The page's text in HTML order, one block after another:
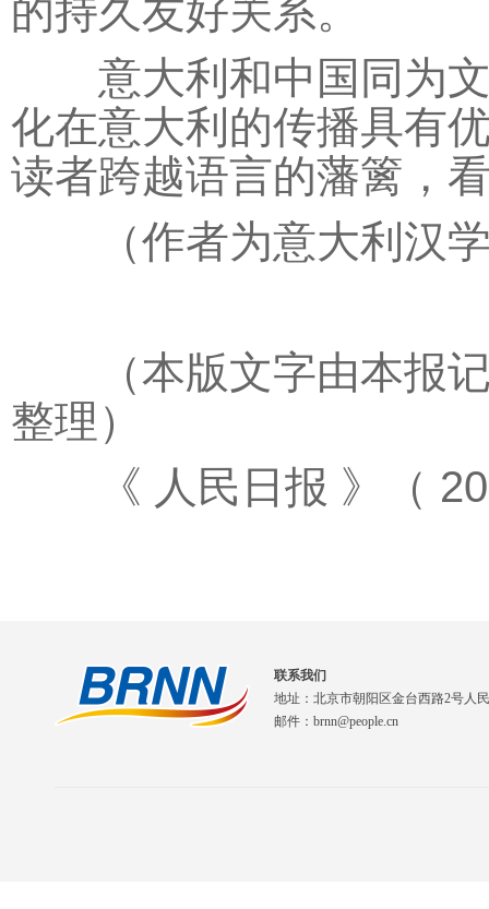
的持久友好关系。
意大利和中国同为文
化在意大利的传播具有
读者跨越语言的藩篱，
（作者为意大利汉学
（本版文字由本报记
整理）
《 人民日报 》（
联系我们
地址：北京市朝阳区金台西路2号人
邮件：brnn@people.cn